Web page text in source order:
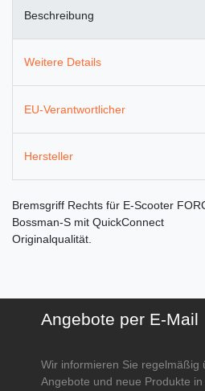
Beschreibung
Weitere Details
EU-Verantwortlicher
Hersteller
Bremsgriff Rechts für E-Scooter
Bossman-S mit QuickConnect
Originalqualität.
Angebote per E-Mail
Wir informieren Sie regelmäßig
Angebote und neue Produkte in